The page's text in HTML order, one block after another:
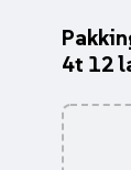
4t 12